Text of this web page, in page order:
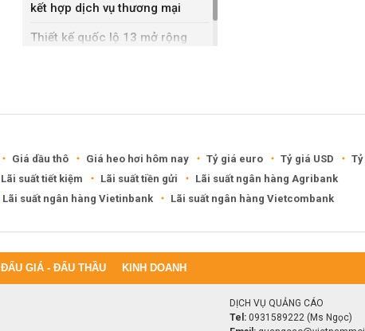
kết hợp dịch vụ thương mại
Thiết kế quốc lộ 13 mở rộng
Giá dầu thô Giá heo hơi hôm nay Tỷ giá euro Tỷ giá USD
Lãi suất tiết kiệm Lãi suất tiền gửi
Lãi suất ngân hàng Agribank
Lãi suất ngân hàng Vietinbank Lãi suất ngân hàng Vietcombank
ĐẤU GIÁ - ĐẤU THẦU KINH DOANH
DỊCH VỤ QUẢNG CÁO
Tel: 0931589222 (Ms Ngọc)